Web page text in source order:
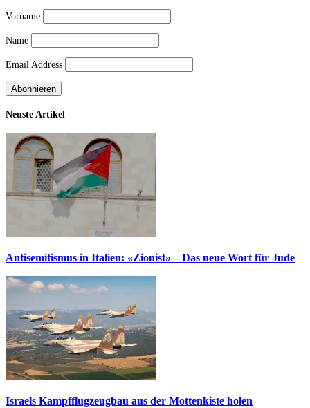
Vorname
Name
Email Address
Neuste Artikel
Antisemitismus in Italien: «Zionist» – Das neue Wort für Jude
Israels Kampfflugzeugbau aus der Mottenkiste holen